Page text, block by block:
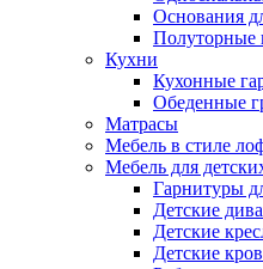
Основания
Полуторные
Кухни
Кухонные
Обеденные
Матрасы
Мебель в стиле
Мебель для
Гарнитуры
Детские
Детские
Детские